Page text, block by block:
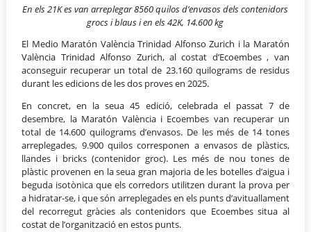
En els 21K es van arreplegar 8560 quilos d’envasos dels contenidors
grocs i blaus i en els 42K, 14.600 kg
El Medio Maratón València Trinidad Alfonso Zurich i la Maratón
València Trinidad Alfonso Zurich, al costat d’Ecoembes , van
aconseguir recuperar un total de 23.160 quilograms de residus
durant les edicions de les dos proves en 2025.
En concret, en la seua 45 edició, celebrada el passat 7 de
desembre, la Maratón València i Ecoembes van recuperar un
total de 14.600 quilograms d’envasos. De les més de 14 tones
arreplegades, 9.900 quilos corresponen a envasos de plàstics,
llandes i bricks (contenidor groc). Les més de nou tones de
plàstic provenen en la seua gran majoria de les botelles d’aigua i
beguda isotònica que els corredors utilitzen durant la prova per
a hidratar-se, i que són arreplegades en els punts d’avituallament
del recorregut gràcies als contenidors que Ecoembes situa al
costat de l’organització en estos punts.